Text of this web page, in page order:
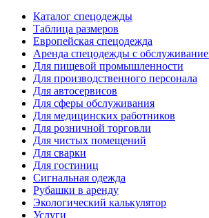
Каталог спецодежды
Таблица размеров
Европейская спецодежда
Аренда спецодежды с
Для пищевой промышленности
Для производственного персонала
Для автосервисов
Для сферы обслуживания
Для медицинских работников
Для розничной торговли
Для чистых помещений
Для сварки
Для гостиниц
Сигнальная одежда
Рубашки в аренду
Экологический калькулятор
Услуги